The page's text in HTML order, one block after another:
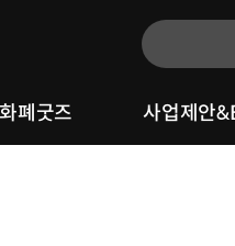
화폐굿즈 사업제안